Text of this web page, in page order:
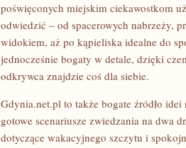
poświęconych miejskim ciekawostkom
odwiedzić – od spacerowych nabrzeży,
widokiem, aż po kąpieliska idealne do
jednocześnie bogaty w detale, dzięki
odkrywca znajdzie coś dla siebie.
Gdynia.net.pl to także bogate źródło
gotowe scenariusze zwiedzania na dwa
dotyczące wakacyjnego szczytu i